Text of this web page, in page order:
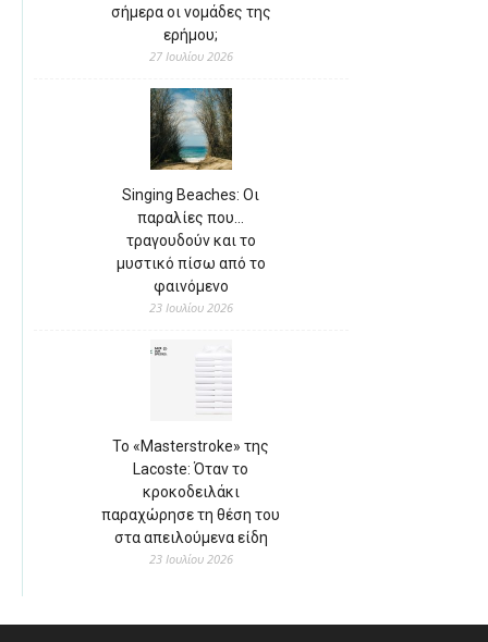
σήμερα οι νομάδες της
ερήμου;
27 Ιουλίου 2026
Singing Beaches: Οι
παραλίες που…
τραγουδούν και το
μυστικό πίσω από το
φαινόμενο
23 Ιουλίου 2026
Το «Masterstroke» της
Lacoste: Όταν το
κροκοδειλάκι
παραχώρησε τη θέση του
στα απειλούμενα είδη
23 Ιουλίου 2026